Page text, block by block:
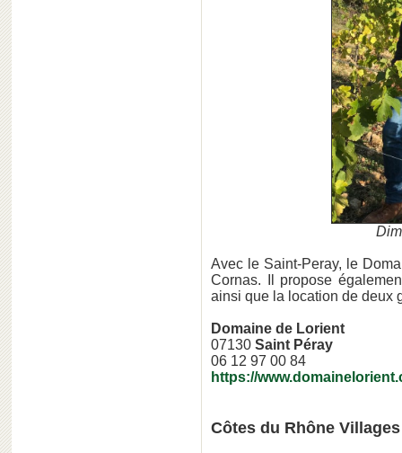
Avec le Saint-Peray, le
Cornas. Il propose
ainsi que la location de deux
Domaine de Lorient
07130 Saint Péray
06 12 97 00 84
https://
Côtes du Rhône Villages